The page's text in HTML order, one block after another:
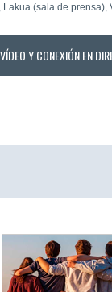
(sala de prensa),
Y CONEXIÓN EN